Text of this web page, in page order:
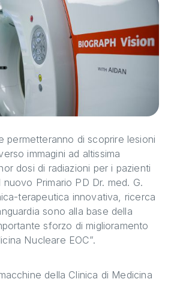
permetteranno di scoprire lesioni
immagini ad altissima
dosi di radiazioni per i pazienti
Primario PD Dr. med. G.
terapeutica innovativa, ricerca
sono alla base della
sforzo di miglioramento
Nucleare EOC”.
della Clinica di Medicina